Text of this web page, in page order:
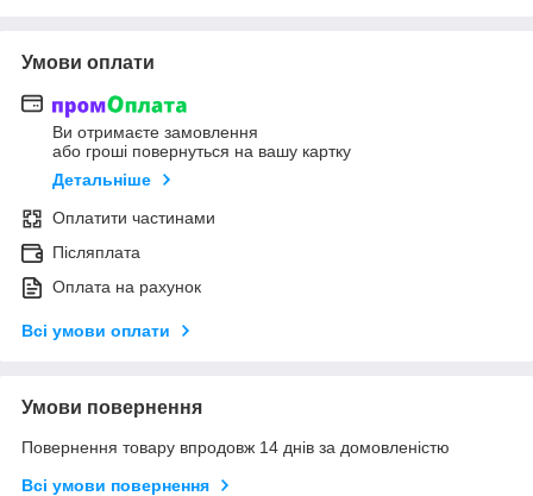
Умови оплати
Ви отримаєте замовлення
або гроші повернуться на вашу картку
Детальніше
Оплатити частинами
Післяплата
Оплата на рахунок
Всі умови оплати
Умови повернення
Повернення товару впродовж 14 днів за домовленістю
Всі умови повернення